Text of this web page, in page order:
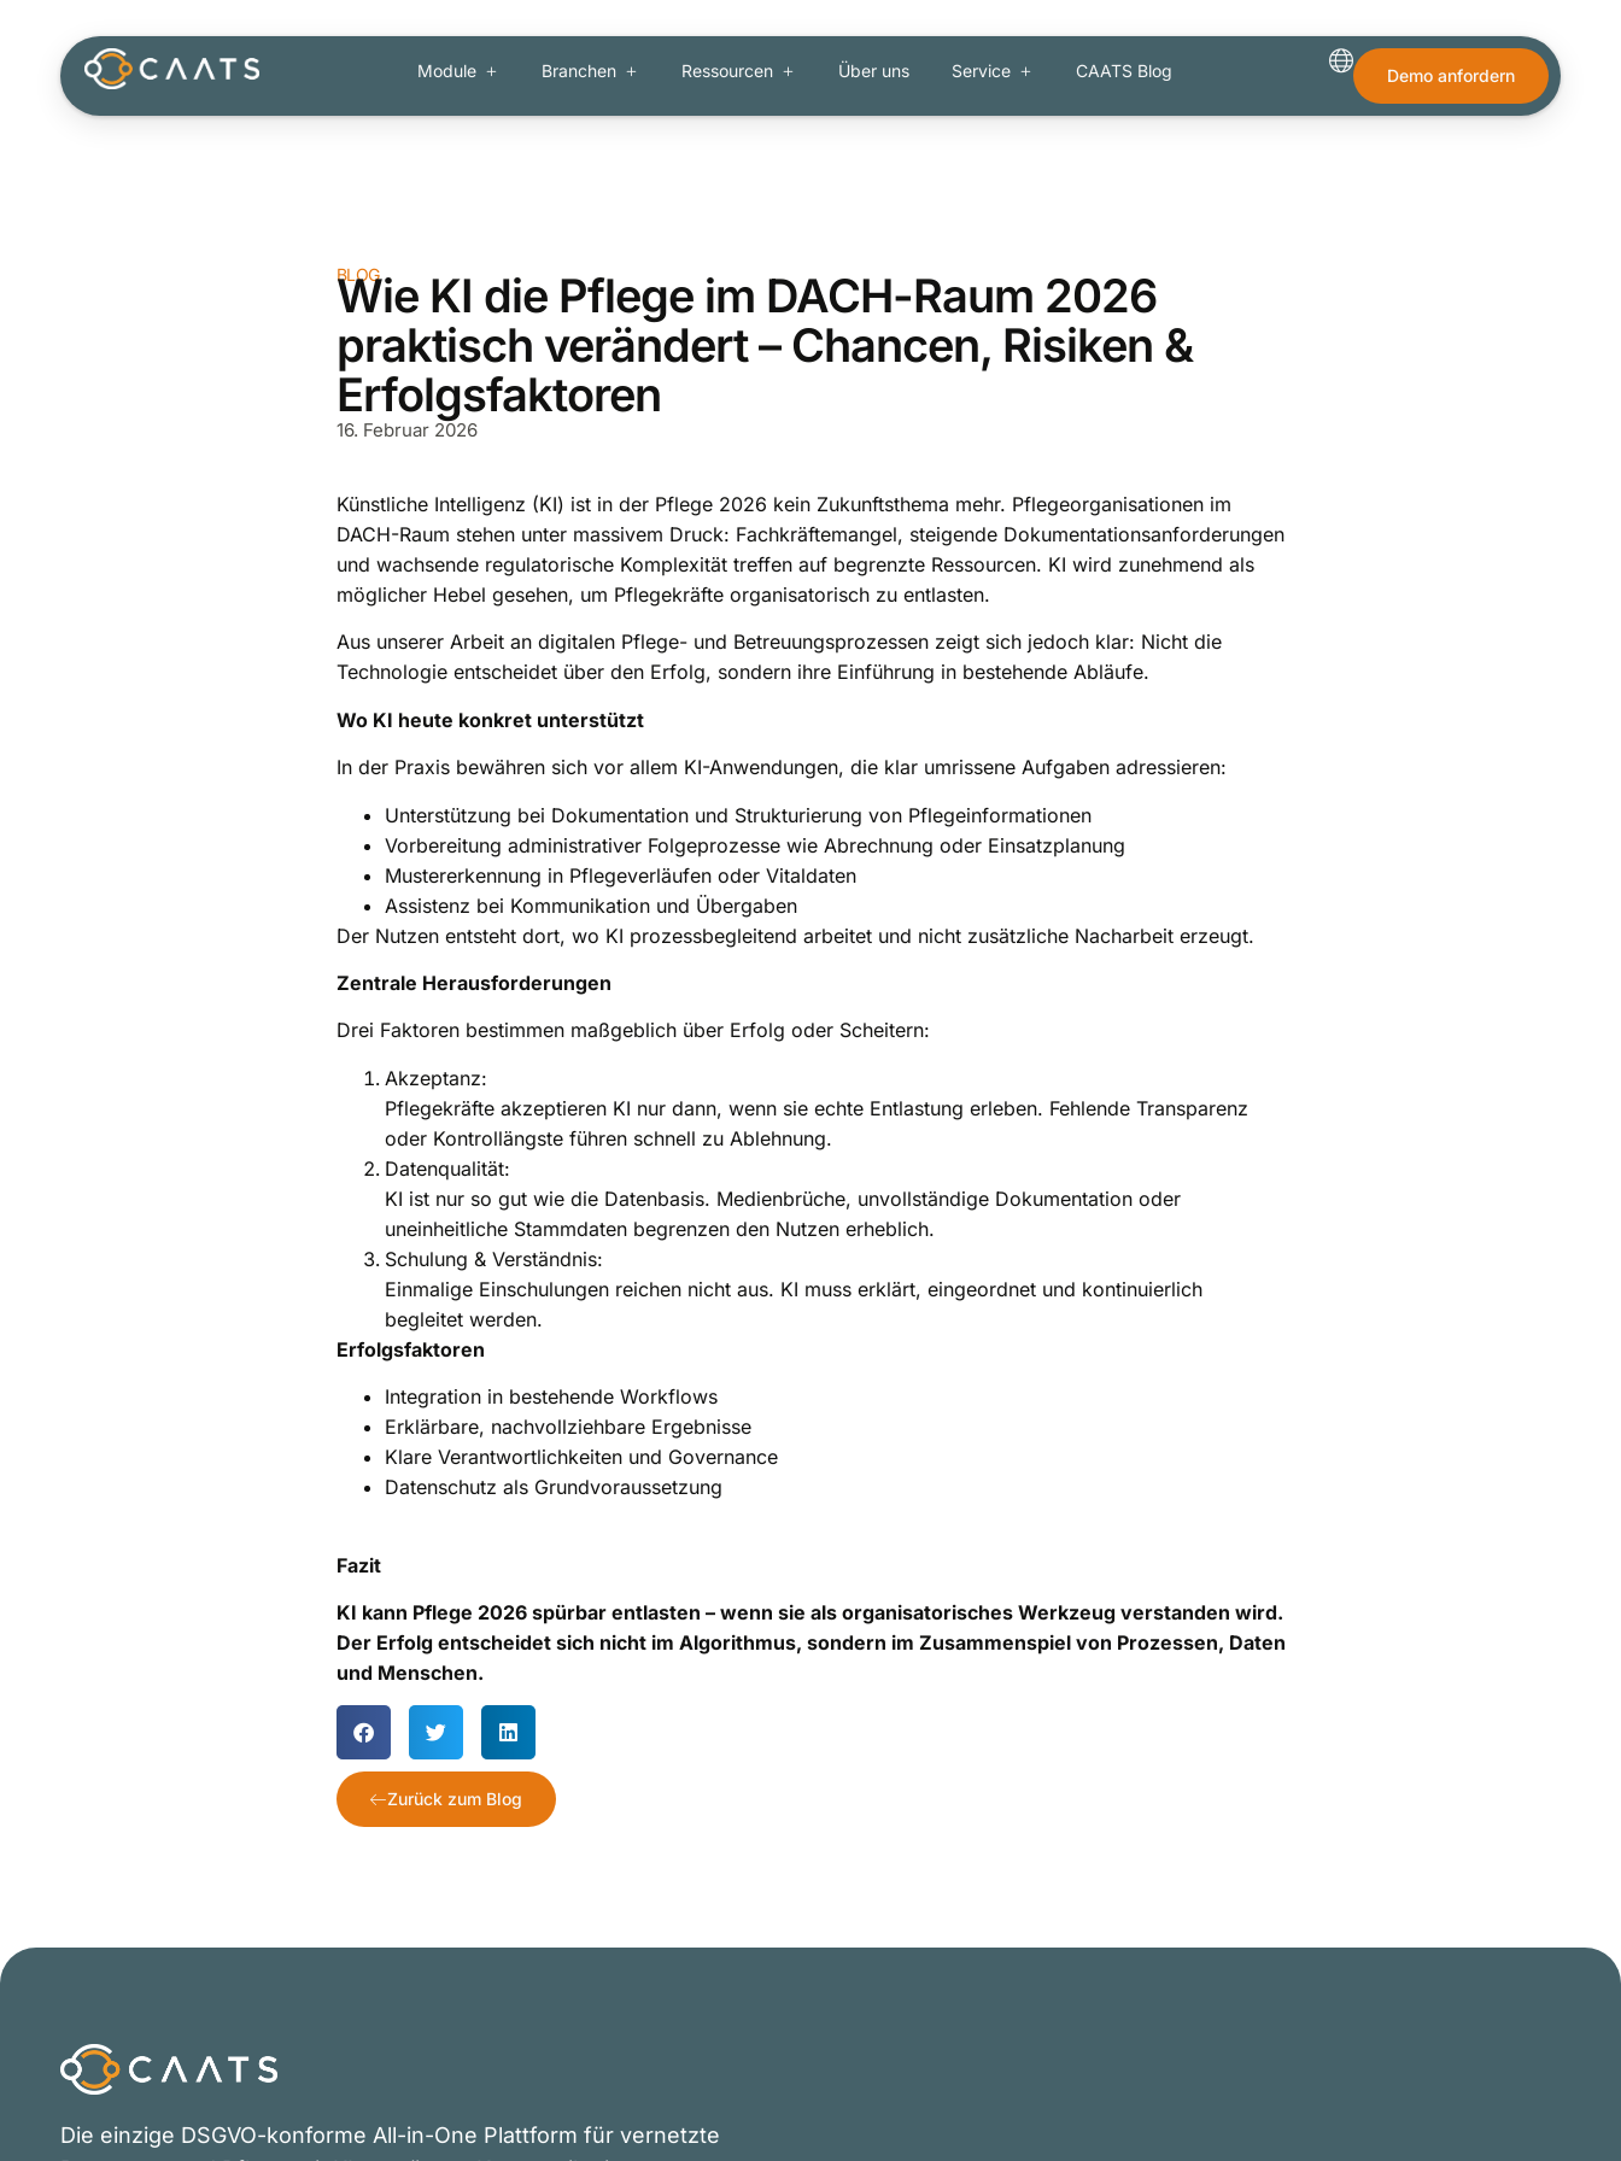
Module Branchen Ressourcen Über uns Service CAATS Blog Demo anfordern
BLOG
Wie KI die Pflege im DACH-Raum 2026
praktisch verändert – Chancen, Risiken &
Erfolgsfaktoren
16. Februar 2026
Künstliche Intelligenz (KI) ist in der Pflege 2026 kein Zukunftsthema mehr. Pflegeorganisationen im
DACH-Raum stehen unter massivem Druck: Fachkräftemangel, steigende Dokumentationsanforderungen
und wachsende regulatorische Komplexität treffen auf begrenzte Ressourcen. KI wird zunehmend als
möglicher Hebel gesehen, um Pflegekräfte organisatorisch zu entlasten.
Aus unserer Arbeit an digitalen Pflege- und Betreuungsprozessen zeigt sich jedoch klar: Nicht die
Technologie entscheidet über den Erfolg, sondern ihre Einführung in bestehende Abläufe.
Wo KI heute konkret unterstützt
In der Praxis bewähren sich vor allem KI-Anwendungen, die klar umrissene Aufgaben adressieren:
Unterstützung bei Dokumentation und Strukturierung von Pflegeinformationen
Vorbereitung administrativer Folgeprozesse wie Abrechnung oder Einsatzplanung
Mustererkennung in Pflegeverläufen oder Vitaldaten
Assistenz bei Kommunikation und Übergaben
Der Nutzen entsteht dort, wo KI prozessbegleitend arbeitet und nicht zusätzliche Nacharbeit erzeugt.
Zentrale Herausforderungen
Drei Faktoren bestimmen maßgeblich über Erfolg oder Scheitern:
Akzeptanz:
Pflegekräfte akzeptieren KI nur dann, wenn sie echte Entlastung erleben. Fehlende Transparenz
oder Kontrollängste führen schnell zu Ablehnung.
Datenqualität:
KI ist nur so gut wie die Datenbasis. Medienbrüche, unvollständige Dokumentation oder
uneinheitliche Stammdaten begrenzen den Nutzen erheblich.
Schulung & Verständnis:
Einmalige Einschulungen reichen nicht aus. KI muss erklärt, eingeordnet und kontinuierlich
begleitet werden.
Erfolgsfaktoren
Integration in bestehende Workflows
Erklärbare, nachvollziehbare Ergebnisse
Klare Verantwortlichkeiten und Governance
Datenschutz als Grundvoraussetzung
Fazit
KI kann Pflege 2026 spürbar entlasten – wenn sie als organisatorisches Werkzeug verstanden wird.
Der Erfolg entscheidet sich nicht im Algorithmus, sondern im Zusammenspiel von Prozessen, Daten
und Menschen.
Zurück zum Blog
Die einzige DSGVO-konforme All-in-One Plattform für vernetzte